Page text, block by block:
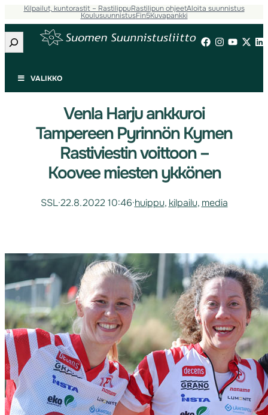
Kilpailut, kuntorastit – RastilippuRastilipun ohjeetAloita suunnistus
KoulusuunnistusFin5Kuvapankki
Etsi
VALIKKO
Venla Harju ankkuroi
Tampereen Pyrinnön Kymen
Rastiviestin voittoon –
Koovee miesten ykkönen
SSL·22.8.2022 10:46·huippu, kilpailu, media